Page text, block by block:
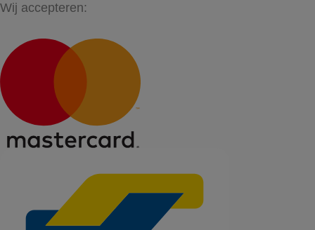
Wij accepteren: